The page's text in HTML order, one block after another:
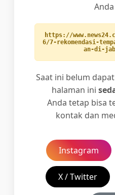
https://
6/7-rekomendasi-
an-di-
Saat ini belum
halaman ini
Anda tetap bisa
kontak dan
Instagram
X / Twitter